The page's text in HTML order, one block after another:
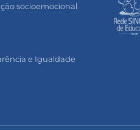
socioemocional
e Igualdade